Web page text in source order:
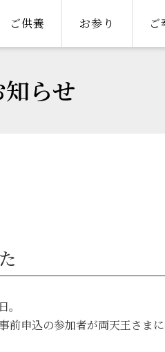
ご供養 お参り ご
知らせ
前申込の参加者が両天王さま